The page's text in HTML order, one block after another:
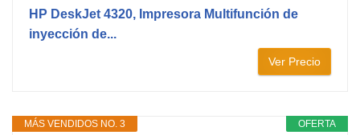
HP DeskJet 4320, Impresora Multifunción de
inyección de...
Ver Precio
OFERTA
MÁS VENDIDOS NO. 3